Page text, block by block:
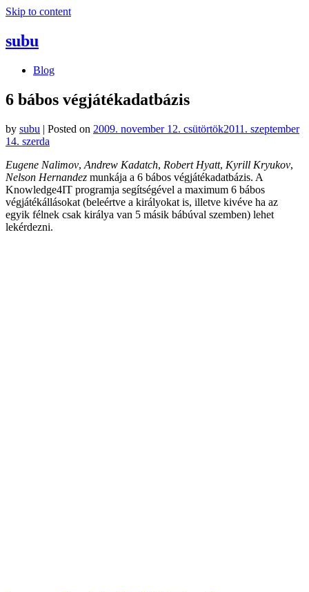
Skip to content
subu
Blog
6 bábos végjátékadatbázis
by subu | Posted on 2009. november 12. csütörtök2011. szeptember
14. szerda
Eugene Nalimov, Andrew Kadatch, Robert Hyatt, Kyrill Kryukov,
Nelson Hernandez munkája a 6 bábos végjátékadatbázis. A
Knowledge4IT programja segítségével a maximum 6 bábos
végjátékállásokat (beleértve a királyokat is, illetve kivéve ha az
egyik félnek csak királya van 5 másik bábúval szemben) lehet
lekérdezni.